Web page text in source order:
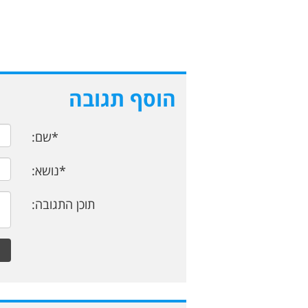
הוסף תגובה
*שם:
*נושא:
תוכן התגובה: